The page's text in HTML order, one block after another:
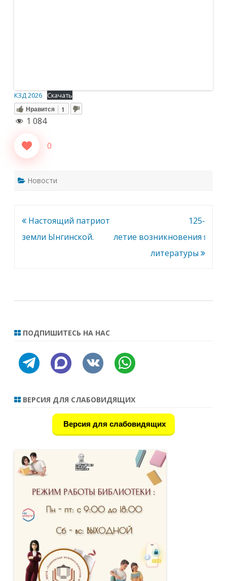
КЗД 2026
Скачать
Нравится
1
1 084
0
Новости
Навигация
по
Настоящий патриот
земли Ынгинской.
125-
летие возникновения
литературы
ПОДПИШИТЕСЬ НА НАС
telegram discourse vkontakte whatsapp
ВЕРСИЯ ДЛЯ СЛАБОВИДЯЩИХ
Версия для слабовидящих